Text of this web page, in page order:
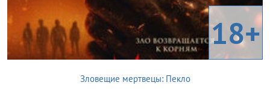
18+
Зловещие мертвецы: Пекло